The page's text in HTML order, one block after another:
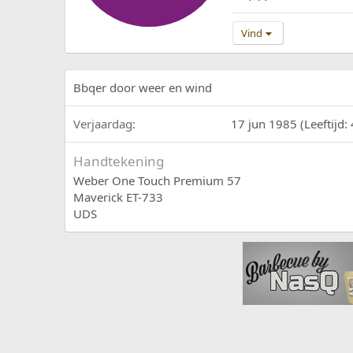
Vind
Bbqer door weer en wind
Verjaardag 17 jun 1985 (Leeftijd:
Handtekening
Weber One Touch Premium 57
Maverick ET-733
UDS